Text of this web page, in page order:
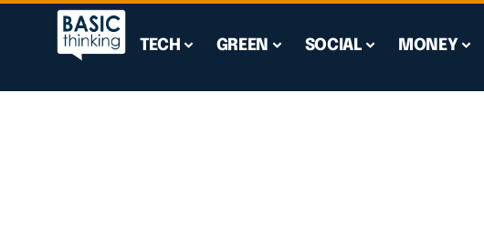
TECH GREEN SOCIAL MONEY